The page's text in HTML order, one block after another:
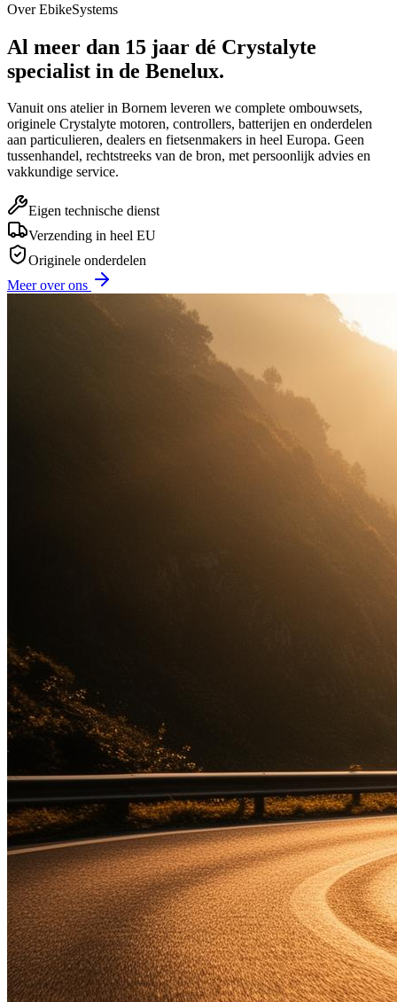
Over EbikeSystems
Al meer dan 15 jaar dé Crystalyte
specialist in de Benelux.
Vanuit ons atelier in Bornem leveren we complete ombouwsets,
originele Crystalyte motoren, controllers, batterijen en onderdelen
aan particulieren, dealers en fietsenmakers in heel Europa. Geen
tussenhandel, rechtstreeks van de bron, met persoonlijk advies en
vakkundige service.
Eigen technische dienst
Verzending in heel EU
Originele onderdelen
Meer over ons